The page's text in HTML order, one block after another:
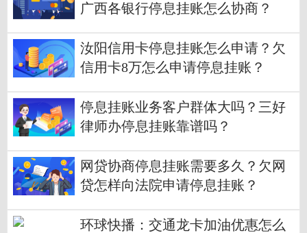
广西各银行停息挂账怎么协商？
汝阳信用卡停息挂账怎么申请？欠
信用卡8万怎么申请停息挂账？
停息挂账业务客户群体大吗？三好
律师办停息挂账靠谱吗？
网贷协商停息挂账需要多久？欠网
贷怎样向法院申请停息挂账？
环球快播：交通龙卡加油优惠怎么